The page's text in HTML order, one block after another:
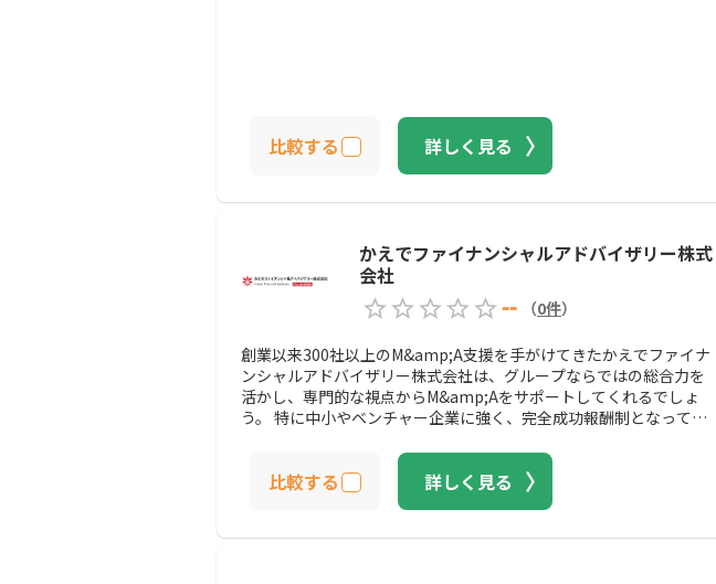
比較する 詳しく見る
かえでファイナンシャルアドバイザリー株式
会社
--
（0件）
創業以来300社以上のM&amp;A支援を手がけてきたかえでファイナ
ンシャルアドバイザリー株式会社は、グループならではの総合力を
活かし、専門的な視点からM&amp;Aをサポートしてくれるでしょ
う。 特に中小やベンチャー企業に強く、完全成功報酬制となってい
比較する 詳しく見る